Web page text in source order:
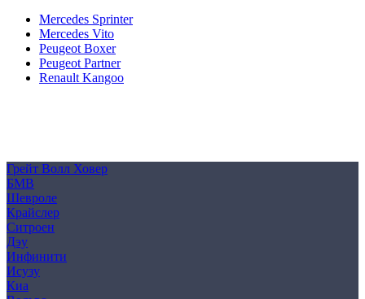
Mercedes Sprinter
Mercedes Vito
Peugeot Boxer
Peugeot Partner
Renault Kangoo
Грейт Волл Ховер
БМВ
Шевроле
Крайслер
Ситроен
Дэу
Инфинити
Исузу
Киа